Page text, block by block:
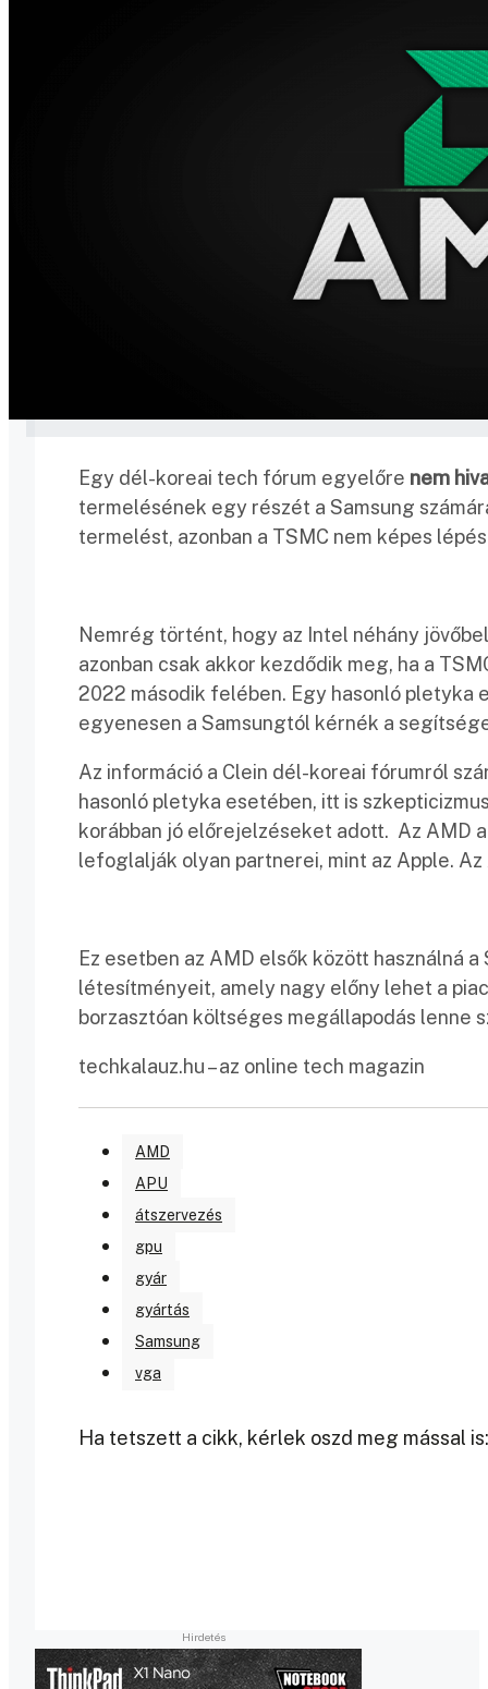
Egy dél-koreai tech fórum egyelőre nem
termelésének egy részét a Samsung
termelést, azonban a TSMC nem képes
Nemrég történt, hogy az Intel néhány
azonban csak akkor kezdődik meg, ha a
2022 második felében. Egy hasonló pletyka
egyenesen a Samsungtól kérnék a
Az információ a Clein dél-koreai fórumról
hasonló pletyka esetében, itt is
korábban jó előrejelzéseket adott. Az AMD
lefoglalják olyan partnerei, mint az Apple.
Ez esetben az AMD elsők között használná
létesítményeit, amely nagy előny lehet a
borzasztóan költséges megállapodás lenne
techkalauz.hu – az online tech magazin
AMD
APU
átszervezés
gpu
gyár
gyártás
Samsung
vga
Ha tetszett a cikk, kérlek oszd meg mással is: